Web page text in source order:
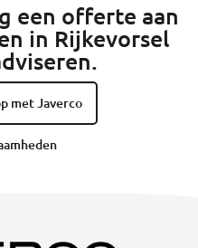
een offerte aan
in Rijkevorsel
met Javerco